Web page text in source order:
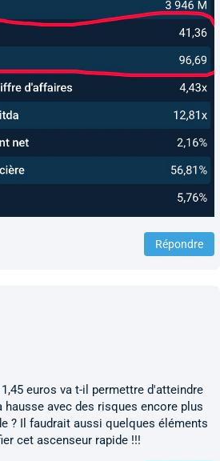
Répondre
euros va t-il permettre d'atteindre
hausse avec des risques encore plus
? Il faudrait aussi quelques éléments
cet ascenseur rapide !!!